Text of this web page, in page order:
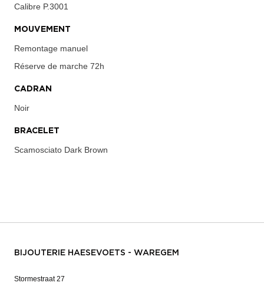
Calibre P.3001
MOUVEMENT
Remontage manuel
Réserve de marche 72h
CADRAN
Noir
BRACELET
Scamosciato Dark Brown
BIJOUTERIE HAESEVOETS - WAREGEM
Stormestraat 27